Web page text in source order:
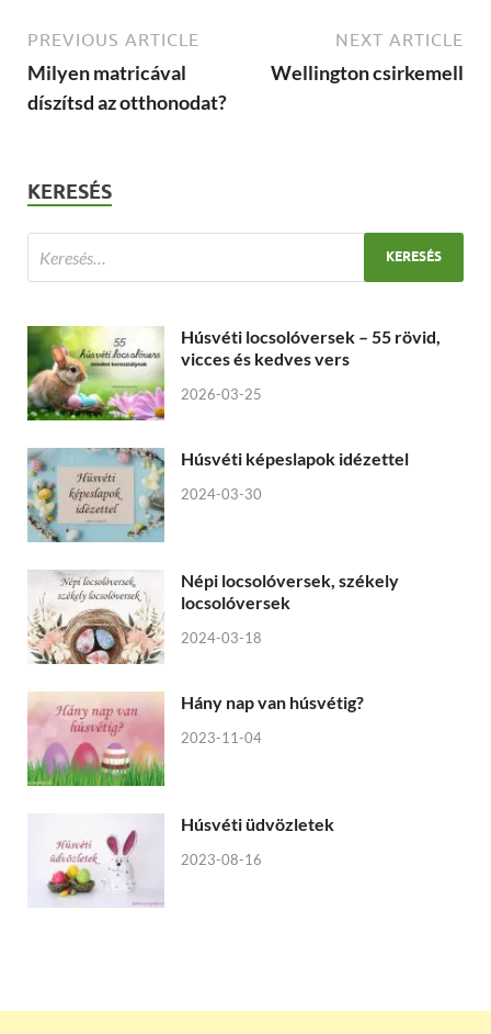
PREVIOUS ARTICLE
Milyen matricával
díszítsd az otthonodat?
NEXT ARTICLE
Wellington csirkemell
KERESÉS
Húsvéti locsolóversek – 55 rövid,
vicces és kedves vers
2026-03-25
Húsvéti képeslapok idézettel
2024-03-30
Népi locsolóversek, székely
locsolóversek
2024-03-18
Hány nap van húsvétig?
2023-11-04
Húsvéti üdvözletek
2023-08-16